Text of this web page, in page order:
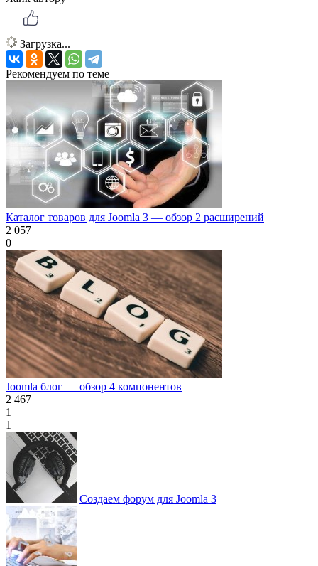
Загрузка...
Рекомендуем по теме
Каталог товаров для Joomla 3 — обзор 2 расширений
2 057
0
Joomla блог — обзор 4 компонентов
2 467
1
1
Создаем форум для Joomla 3